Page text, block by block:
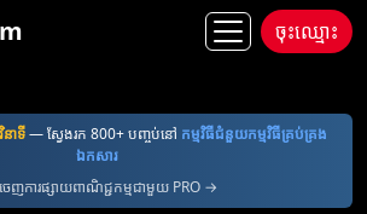
ចុះឈ្មោះ
ាទី— ស្វែងរក 800+ បញ្ចប់នៅ កម្មវិធី​ជំនួយ​កម្មវិធី​គ្រប់គ្រង​
ឯកសារ
ញការផ្សាយពាណិជ្ជកម្មជាមួយ PRO →